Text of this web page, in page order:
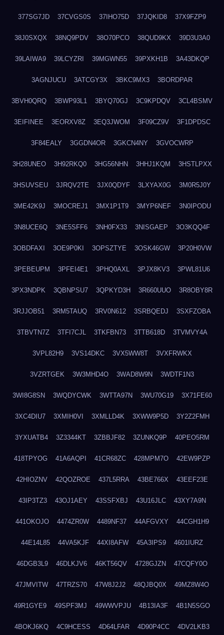
377SG7JD 37CVGS0S 37IHO75D 37JQKID8 37X9FZP9
38J0SXQX 38NQ9PDV 38O70PCO 38QUD9KX 39D3U3A0
39LAIWA9 39LCYZRI 39MGWN55 39PXKH1B 3A43DKQP
3AGNJUCU 3ATCGY3X 3BKC9MX3 3BORDPAR
3BVH0QRQ 3BWP93L1 3BYQ70GJ 3C9KPDQV 3CL4BSMV
3EIFINEE 3EORXV8Z 3EQ3JWOM 3F09CZ9V 3F1DPDSC
3F84EALY 3GGDN4OR 3GKCN4NY 3GVOCWRP
3H28UNEO 3H92RKQ0 3HG56NHN 3HHJ1KQM 3HSTLPXX
3HSUVSEU 3JRQV2TE 3JX0QDYF 3LXYAX0G 3M0R5J0Y
3ME42K9J 3MOCREJ1 3MX1P1T9 3MYP6NEF 3N0IPODU
3N8UCE6Q 3NE5SFF6 3NH0FX33 3NISGAEP 3O3KQQ4F
3OBDFAXI 3OE9P0KI 3OPSZTYE 3OSK46GW 3P20H0VW
3PEBEUPM 3PFEI4E1 3PHQ0AXL 3PJX8KV3 3PWL81U6
3PX3NDPK 3QBNPSU7 3QPKYD3H 3R660UUO 3R8OBY8R
3RJJOB51 3RM5TAUQ 3RV0N612 3SRBQEDJ 3SXFZOBA
3TBVTN7Z 3TFI7CJL 3TKFBN73 3TTB618D 3TVMVY4A
3VPL82H9 3VS14DKC 3VX5WW8T 3VXFRWKX
3VZRTGEK 3W3MHD4O 3WAD8W9N 3WDTF1N3
3WI8G8SN 3WQDYCWK 3WTTA97N 3WU70G19 3X71FE60
3XC4DIU7 3XMIH0VI 3XMLLD4K 3XWW9P5D 3Y2Z2FMH
3YXUATB4 3Z3344KT 3ZBBJF82 3ZUNKQ9P 40PEO5RM
418TPYOG 41A6AQPI 41CR68ZC 428MPM7O 42EW9PZP
42HIOZNV 42QOZROE 437L5RRA 43BE766X 43EEF23E
43IP3TZ3 43OJ1AEY 43SSFXBJ 43U16JLC 43XY7A9N
441OKOJO 4474ZR0W 4489NF37 44AFGVXY 44CGH1H9
44E14L85 44VA5KJF 44XI8AFW 45A3IPS9 4601IURZ
46DGB3L9 46DLKJV6 46KT56QV 4728GJZN 47CQFY0O
47JMVITW 47TRZS70 47W8J2J2 48QJBQ0X 49MZ8W4O
49R1GYE9 49SPF3MJ 49WWVPJU 4B13IA3F 4B1N5SGO
4BOKJ6KQ 4C9HCESS 4D64LFAR 4D90P4CC 4DV2LKB3